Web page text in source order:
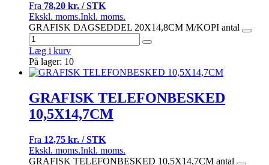
Fra 78,20 kr. / STK
Ekskl. moms.Inkl. moms.
GRAFISK DAGSEDDEL 20X14,8CM M/KOPI antal
Læg i kurv
På lager: 10
GRAFISK TELEFONBESKED
10,5X14,7CM
Fra 12,75 kr. / STK
Ekskl. moms.Inkl. moms.
GRAFISK TELEFONBESKED 10,5X14,7CM antal